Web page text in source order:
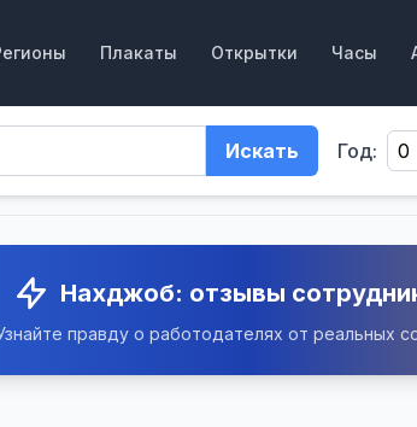
Плакаты Открытки Часы
Искать Год:
Нахджоб: отзывы
правду о работодателях от реальных